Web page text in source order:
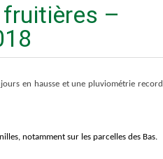
fruitières –
en hausse et une pluviométrie record
notamment sur les parcelles des Bas.